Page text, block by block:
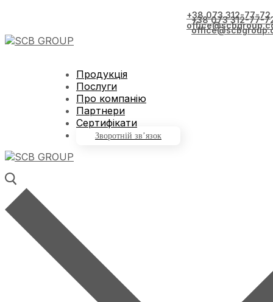
+38 073 312-77-
Продукція
Послуги
Про компанію
Партнери
Сертифікати
Зворотній зв’язок
+38 073 312-77-72